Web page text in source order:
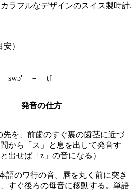
ラフルなデザインのスイス製時計.
）
－ tʃ
発音の仕方
先を、前歯のすぐ裏の歯茎に近づ
から「ス」と息を出して発音す
出せば「z」の音になる）
語のワ行の音。唇を丸く前に突き
すぐ後ろの母音に移動する。単語